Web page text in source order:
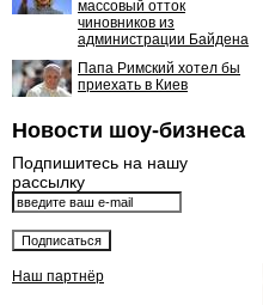
массовый отток
чиновников из
администрации Байдена
Папа Римский хотел бы
приехать в Киев
Новости шоу-бизнеса
Подпишитесь на нашу
рассылку
Наш партнёр